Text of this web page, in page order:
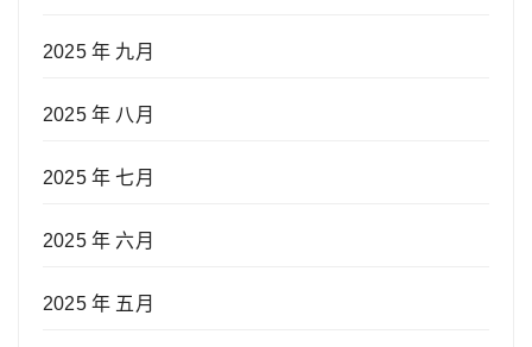
2025 年 九月
2025 年 八月
2025 年 七月
2025 年 六月
2025 年 五月